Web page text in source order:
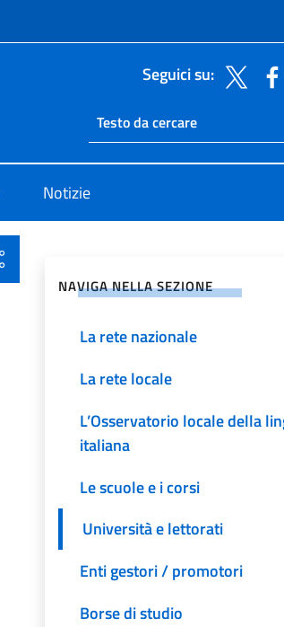
Seguici su:
Ricerca sito
Cerca nel sito
Notizie
NAVIGA NELLA SEZIONE
La rete nazionale
La rete locale
L’Osservatorio locale della
italiana
Le scuole e i corsi
Università e lettorati
Enti gestori / promotori
Borse di studio